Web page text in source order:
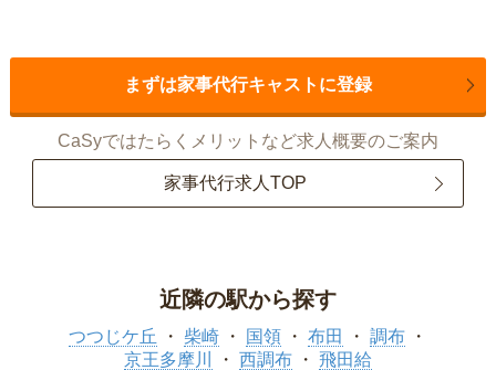
まずは家事代行キャストに登録
CaSyではたらくメリットなど求人概要のご案内
家事代行求人TOP
近隣の駅から探す
つつじケ丘 柴崎 国領 布田
調布
京王多摩川
西調布 飛田給